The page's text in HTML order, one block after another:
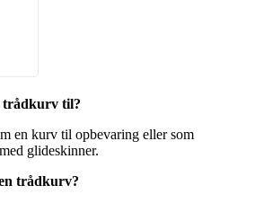
trådkurv til?
en kurv til opbevaring eller som
glideskinner.
trådkurv?